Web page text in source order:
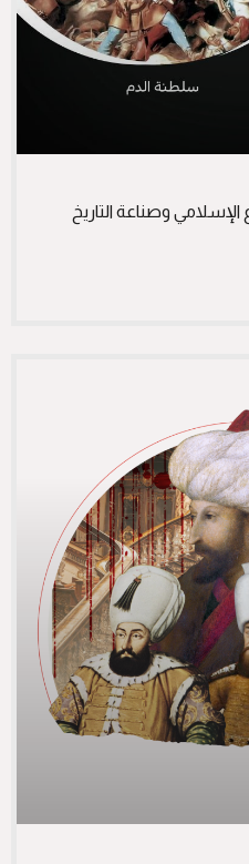
الإسلامي وصناعة التاريخ